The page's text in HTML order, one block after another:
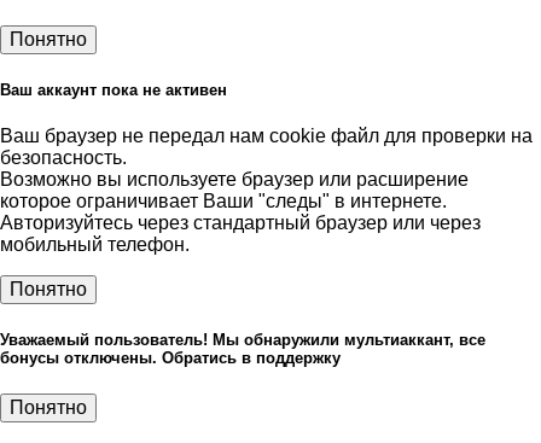
Понятно
Ваш аккаунт пока не активен
Ваш браузер не передал нам cookie файл для проверки на
безопасность.
Возможно вы используете браузер или расширение
которое ограничивает Ваши "следы" в интернете.
Авторизуйтесь через стандартный браузер или через
мобильный телефон.
Понятно
Уважаемый пользователь! Мы обнаружили мультиаккант, все
бонусы отключены. Обратись в поддержку
Понятно